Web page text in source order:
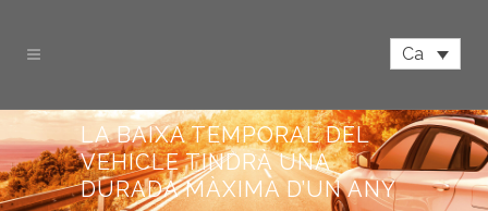
Ca
LA BAIXA TEMPORAL DEL
VEHICLE TINDRÀ UNA
DURADA MÀXIMA D’UN ANY